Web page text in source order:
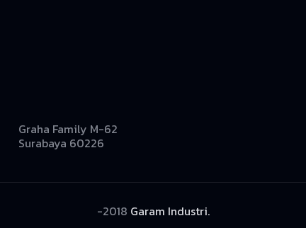
Graha Family M-62
Surabaya 60226
-2018 Garam Industri.